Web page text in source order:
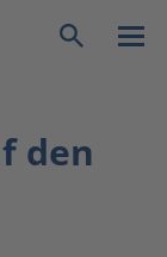
den